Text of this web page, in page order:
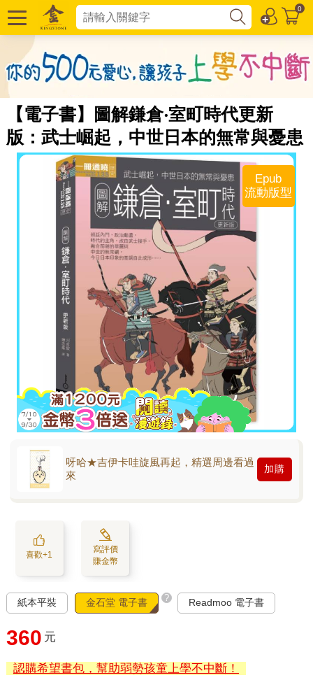
0
【電子書】圖解鎌倉‧室町時代更新
版：武士崛起，中世日本的無常與憂患
Epub
流動版型
呀哈★吉伊卡哇旋風再起，精選周邊看過
來
加購
喜歡+1
寫評價
賺金幣
紙本平裝 金石堂 電子書 ? Readmoo 電子書
360 元
認購希望書包，幫助弱勢孩童上學不中斷！